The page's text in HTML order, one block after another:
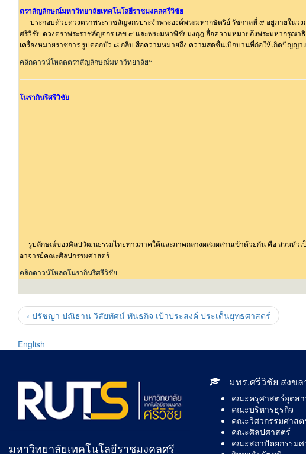
ตราสัญลักษณ์มหาวิทยาลัยเทคโนโลยีราชมงคลศรีวิชัย
ประกอบด้วยดวงตราพระราชลัญจกรประจำพระองค์พระมหากษัตริย์ รัชกาลที่ ๙ อยู่ภายในว
ศรีวิชัย ดวงตราพระราชลัญจกร เลข ๙ และพระมหาพิชัยมงกุฎ สื่อความหมายถึงพระมหากรุณ
เครื่องหมายราชการ รูปดอกบัว ๘ กลีบ สื่อความหมายถึง ความสดชื่นเบิกบานที่ก่อให้เกิดปัญญา
คลิกดาวน์โหลดตราสัญลักษณ์มหาวิทยาลัยฯ
โนรากินรีศรีวิชัย
รูปลักษณ์ของศิลปวัฒนธรรมไทยทางภาคใต้และภาคกลางผสมผสานเข้าด้วยกัน คือ ส่วนหัวเ
อาจารย์คณะศิลปกรรมศาสตร์
คลิกดาวน์โหลดโนรากินรีศรีวิชัย
‹ ปรัชญา ปณิธาน วิสัยทัศน์ พันธกิจ เป้าประสงค์ ประเด็นยุทธศาสตร์
English
มหาวิทยาลัยเทคโนโลยีราชมงคลศรี
มทร.ศรีวิชัย สงขล
คณะครุศาสตร์อุตส
คณะบริหารธุรกิจ
คณะวิศวกรรมศาสต
คณะศิลปศาสตร์
คณะสถาปัตยกรรมศ